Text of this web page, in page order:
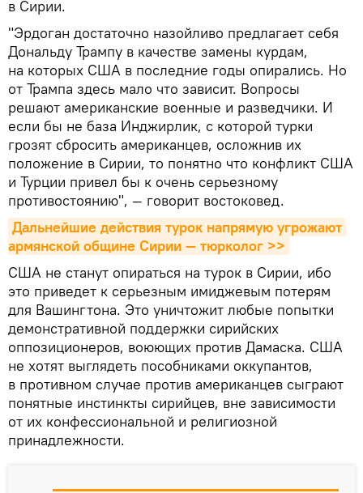
в Сирии.
"Эрдоган достаточно назойливо предлагает себя
Дональду Трампу в качестве замены курдам,
на которых США в последние годы опирались. Но
от Трампа здесь мало что зависит. Вопросы
решают американские военные и разведчики. И
если бы не база Инджирлик, с которой турки
грозят сбросить американцев, осложнив их
положение в Сирии, то понятно что конфликт США
и Турции привел бы к очень серьезному
противостоянию", — говорит востоковед.
Дальнейшие действия турок напрямую угрожают
армянской общине Сирии — тюрколог >>
США не станут опираться на турок в Сирии, ибо
это приведет к серьезным имиджевым потерям
для Вашингтона. Это уничтожит любые попытки
демонстративной поддержки сирийских
оппозиционеров, воюющих против Дамаска. США
не хотят выглядеть пособниками оккупантов,
в противном случае против американцев сыграют
понятные инстинкты сирийцев, вне зависимости
от их конфессиональной и религиозной
принадлежности.